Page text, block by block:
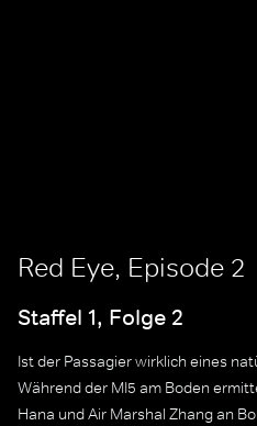
Red Eye, Episode 2
Staffel 1, Folge 2
Ist der Passagier wirklich eines
Während der MI5 am Boden
Hana und Air Marshal Zhang an